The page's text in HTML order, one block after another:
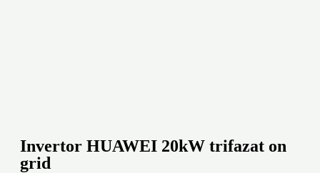
Invertor HUAWEI 20kW trifazat on
grid